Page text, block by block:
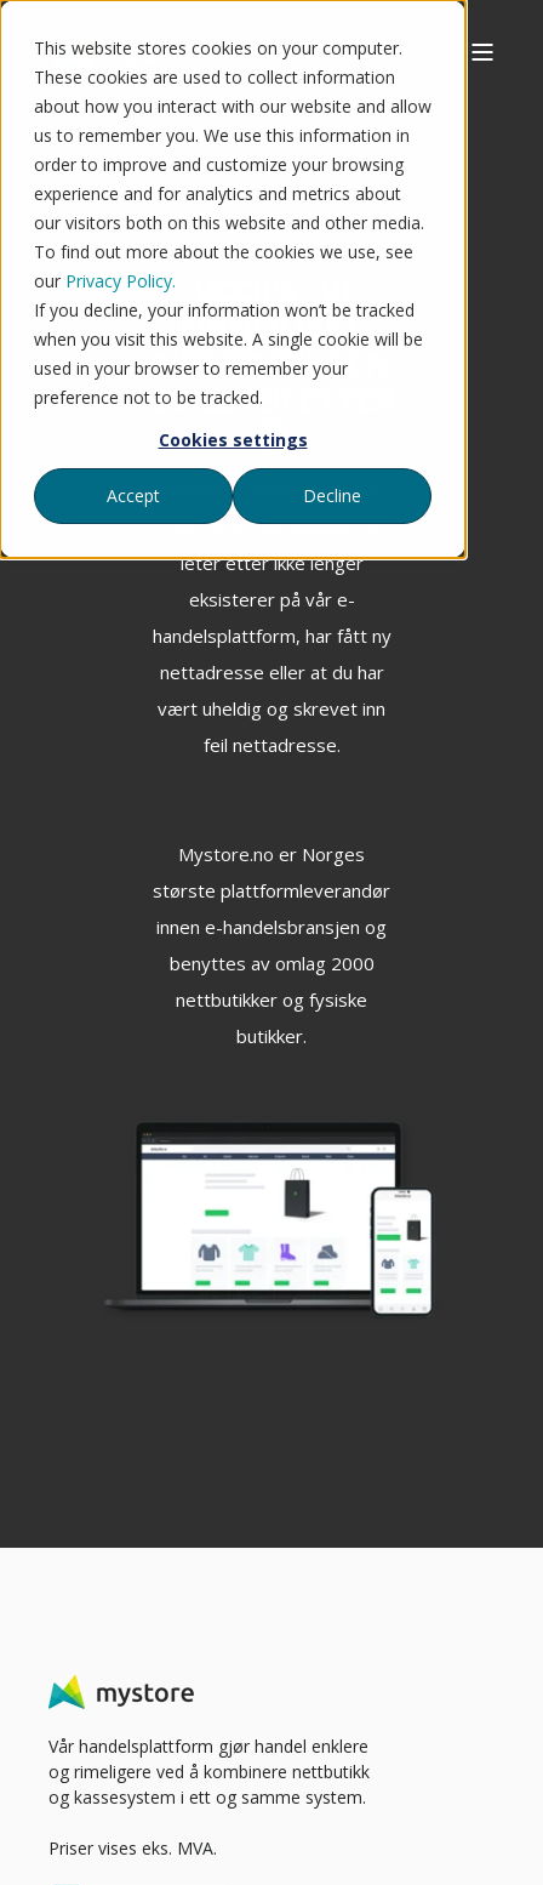
This website stores cookies on your computer.
These cookies are used to collect information
about how you interact with our website and allow
us to remember you. We use this information in
order to improve and customize your browsing
experience and for analytics and metrics about
our visitors both on this website and other media.
To find out more about the cookies we use, see
our Privacy Policy.
If you decline, your information won’t be tracked
when you visit this website. A single cookie will be
used in your browser to remember your
preference not to be tracked.
Cookies settings
Accept Decline
FINNER IKKE
NETTBUTIKKEN
DU LETER ETTER
🤔
Årsaken til at du ser denne
siden er at nettbutikken du
leter etter ikke lenger
eksisterer på vår e-
handelsplattform, har fått ny
nettadresse eller at du har
vært uheldig og skrevet inn
feil nettadresse.
Mystore.no er Norges
største plattformleverandør
innen e-handelsbransjen og
benyttes av omlag 2000
nettbutikker og fysiske
butikker.
Vår handelsplattform gjør handel enklere
og rimeligere ved å kombinere nettbutikk
og kassesystem i ett og samme system.
Priser vises eks. MVA.